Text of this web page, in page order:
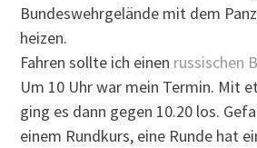
Bundeswehrgelände mit dem
heizen.
Fahren sollte ich einen russischen
Um 10 Uhr war mein Termin. Mit
ging es dann gegen 10.20 los.
einem Rundkurs, eine Runde hat